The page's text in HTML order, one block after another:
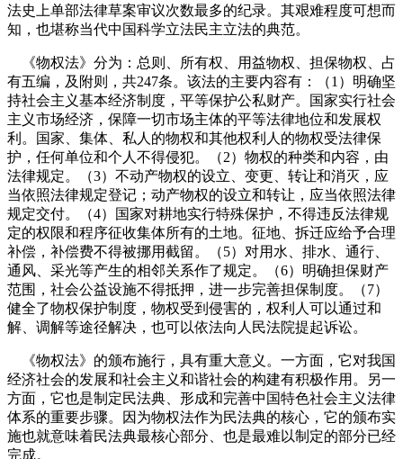
法史上单部法律草案审议次数最多的纪录。其艰难程度可想而
知，也堪称当代中国科学立法民主立法的典范。
《物权法》分为：总则、所有权、用益物权、担保物权、占
有五编，及附则，共247条。该法的主要内容有：（1 ）明确坚
持社会主义基本经济制度，平等保护公私财产。国家实行社会
主义市场经济，保障一切市场主体的平等法律地位和发展权
利。国家、集体、私人的物权和其他权利人的物权受法律保
护，任何单位和个人不得侵犯。（2）物权的种类和内容，由
法律规定。（3）不动产物权的设立、变更、转让和消灭，应
当依照法律规定登记；动产物权的设立和转让，应当依照法律
规定交付。（4）国家对耕地实行特殊保护，不得违反法律规
定的权限和程序征收集体所有的土地。征地、拆迁应给予合理
补偿，补偿费不得被挪用截留。（5）对用水、排水、通行、
通风、采光等产生的相邻关系作了规定。（6）明确担保财产
范围，社会公益设施不得抵押，进一步完善担保制度。（7）
健全了物权保护制度，物权受到侵害的，权利人可以通过和
解、调解等途径解决，也可以依法向人民法院提起诉讼。
《物权法》的颁布施行，具有重大意义。一方面，它对我国
经济社会的发展和社会主义和谐社会的构建有积极作用。另一
方面，它也是制定民法典、形成和完善中国特色社会主义法律
体系的重要步骤。因为物权法作为民法典的核心，它的颁布实
施也就意味着民法典最核心部分、也是最难以制定的部分已经
完成。